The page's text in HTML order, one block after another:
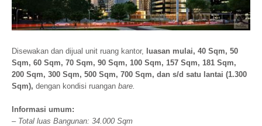
Disewakan dan dijual unit ruang kantor, luasan mulai, 40 Sqm, 50
Sqm, 60 Sqm, 70 Sqm, 90 Sqm, 100 Sqm, 157 Sqm, 181 Sqm,
200 Sqm, 300 Sqm, 500 Sqm, 700 Sqm, dan s/d satu lantai (1.300
Sqm), dengan kondisi ruangan bare.
Informasi umum:
– Total luas Bangunan: 34.000 Sqm